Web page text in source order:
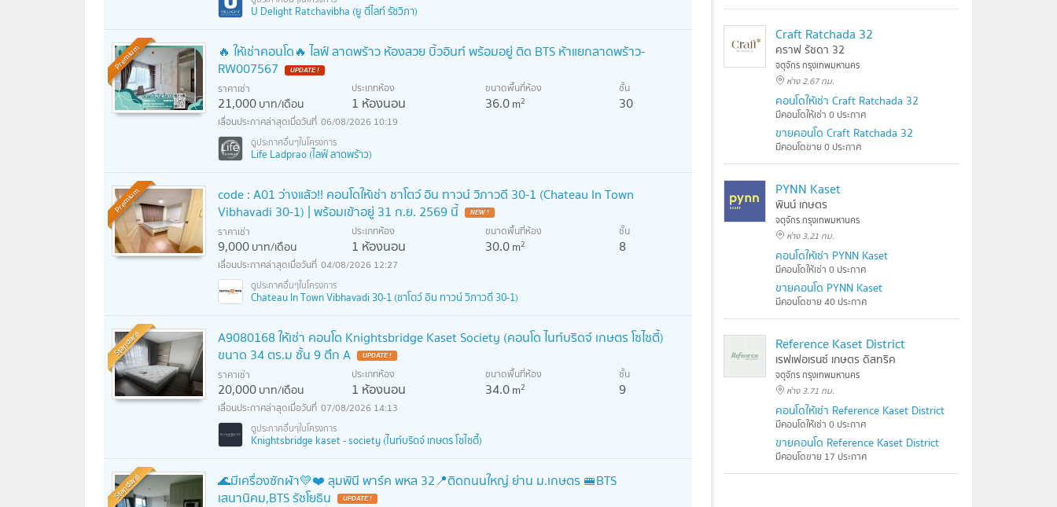
U Delight Ratchavibha (ยู ดีไลท์ รัชวิภา)
Premium
🔥 ให้เช่าคอนโด🔥 ไลฟ์ ลาดพร้าว ห้องสวย บิ้วอินท์ พร้อมอยู่ ติด BTS ห้าแยกลาดพร้าว-
RW007567
UPDATE !
ราคาเช่า
21,000บาท/เดือน
ประเภทห้อง
1 ห้องนอน
ขนาดพื้นที่ห้อง
36.0m2
ชั้น
30
06/08/2026 10:19
Life Ladprao (ไลฟ์ ลาดพร้าว)
Premium
code : A01 ว่างแล้ว!! คอนโดให้เช่า ชาโตว์ อิน ทาวน์ วิภาวดี 30-1 (Chateau In Town
Vibhavadi 30-1) | พร้อมเข้าอยู่ 31 ก.ย. 2569 นี้
NEW !
ราคาเช่า
9,000บาท/เดือน
ประเภทห้อง
1 ห้องนอน
ขนาดพื้นที่ห้อง
30.0m2
ชั้น
8
04/08/2026 12:27
Chateau In Town Vibhavadi 30-1 (ชาโตว์ อิน ทาวน์ วิภาวดี 30-1)
Standard
A9080168 ให้เช่า คอนโด Knightsbridge Kaset Society (คอนโด ไนท์บริดจ์ เกษตร โซไซตี้)
ขนาด 34 ตร.ม ชั้น 9 ตึก A
UPDATE !
ราคาเช่า
20,000บาท/เดือน
ประเภทห้อง
1 ห้องนอน
ขนาดพื้นที่ห้อง
34.0m2
ชั้น
9
07/08/2026 14:13
Knightsbridge kaset - society (ไนท์บริดจ์ เกษตร โซไซตี้)
Standard
🌊มีเครื่องซักผ้า💛❤️ ลุมพินี พาร์ค พหล 32​📍ติดถนนใหญ่ ย่าน ม.เกษตร 🚝BTS
เสนานิคม,BTS รัชโยธิน
UPDATE !
Craft Ratchada 32
คราฟ รัชดา 32
จตุจักร กรุงเทพมหานคร
ห่าง 2.67 กม.
คอนโดให้เช่า Craft Ratchada 32
มีคอนโดให้เช่า 0 ประกาศ
ขายคอนโด Craft Ratchada 32
มีคอนโดขาย 0 ประกาศ
PYNN Kaset
พินน์ เกษตร
จตุจักร กรุงเทพมหานคร
ห่าง 3.21 กม.
คอนโดให้เช่า PYNN Kaset
มีคอนโดให้เช่า 0 ประกาศ
ขายคอนโด PYNN Kaset
มีคอนโดขาย 40 ประกาศ
Reference Kaset District
เรฟเฟอเรนซ์ เกษตร ดิสทริค
จตุจักร กรุงเทพมหานคร
ห่าง 3.71 กม.
คอนโดให้เช่า Reference Kaset District
มีคอนโดให้เช่า 0 ประกาศ
ขายคอนโด Reference Kaset District
มีคอนโดขาย 17 ประกาศ